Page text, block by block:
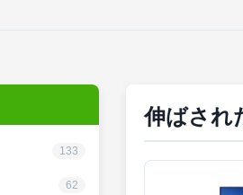
133
62
伸ばされ